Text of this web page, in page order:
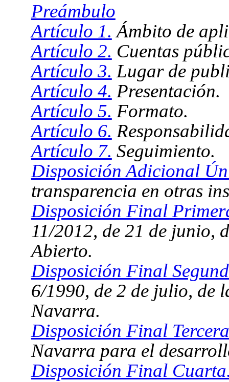
Preámbulo
Artículo 1. Ámbito de
Artículo 2. Cuentas
Artículo 3. Lugar de
Artículo 4. Presentación.
Artículo 5. Formato.
Artículo 6.
Artículo 7. Seguimiento.
Disposición Adicional
transparencia en otras
Disposición Final
11/2012, de 21 de junio,
Abierto.
Disposición Final
6/1990, de 2 de julio, de
Navarra.
Disposición Final
Navarra para el
Disposición Final